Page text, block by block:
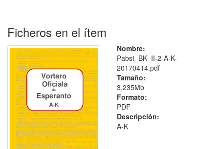
Ficheros en el ítem
Nombre:
Pabst_BK_II-2-A-K-
20170414.pdf
Tamaño:
3.235Mb
Formato:
PDF
Descripción:
A-K